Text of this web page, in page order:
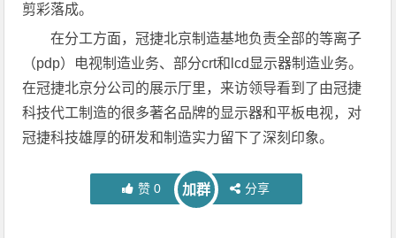
剪彩落成。
在分工方面，冠捷北京制造基地负责全部的等离子
（pdp）电视制造业务、部分crt和lcd显示器制造业务。
在冠捷北京分公司的展示厅里，来访领导看到了由冠捷
科技代工制造的很多著名品牌的显示器和平板电视，对
冠捷科技雄厚的研发和制造实力留下了深刻印象。
赞 0 加群 分享